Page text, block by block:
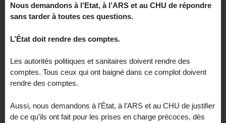
Nous demandons à l’Etat, à l’ARS et au CHU de répondre
sans tarder à toutes ces questions.
L’État doit rendre des comptes.
Les autorités politiques et sanitaires doivent rendre des
comptes. Tous ceux qui ont baigné dans ce complot doivent
rendre des comptes.
Aussi, nous demandons à l’État, à l’ARS et au CHU de justifier
de ce qu’ils ont fait pour les prises en charge précoces, dès